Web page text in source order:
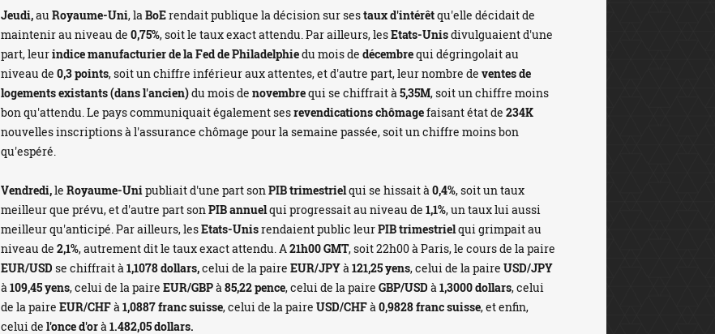
Jeudi,au Royaume-Uni, laBoErendait publique la décision sur sestaux d'intérêtqu'elle décidait de
maintenir au niveau de 0,75%, soit le taux exact attendu. Par ailleurs, lesEtats-Unisdivulguaient d'une
part, leurindice manufacturier de la Fed de Philadelphiedu mois de décembrequi dégringolait au
niveau de 0,3 points, soit un chiffre inférieur aux attentes, et d'autre part, leur nombre de ventes de
logements existants (dans l'ancien)du mois de novembrequi se chiffrait à5,35M, soit un chiffre moins
bon qu'attendu. Le pays communiquait également sesrevendications chômagefaisant état de 234K
nouvelles inscriptions à l'assurance chômage pour la semaine passée, soit un chiffre moins bon
qu'espéré.
Vendredi,le Royaume-Unipubliait d'une part sonPIB trimestrielqui se hissait à0,4%, soit un taux
meilleur que prévu, et d'autre part sonPIB annuelqui progressait au niveau de 1,1%, un taux lui aussi
meilleur qu'anticipé. Par ailleurs, lesEtats-Unisrendaient public leurPIB trimestrielqui grimpait au
niveau de 2,1%, autrement dit le taux exact attendu. A21h00 GMT, soit 22h00 à Paris, le cours de la paire
EUR/USD se chiffrait à1,1078 dollars,celui de la paire EUR/JPYà121,25 yens, celui de la paire USD/JPY
à109,45 yens, celui de la paire EUR/GBPà85,22 pence, celui de la paire GBP/USD à1,3000 dollars, celui
de la paire EUR/CHFà1,0887 franc suisse, celui de la paire USD/CHFà0,9828 franc suisse, et enfin,
celui de l'once d'orà1.482,05 dollars.